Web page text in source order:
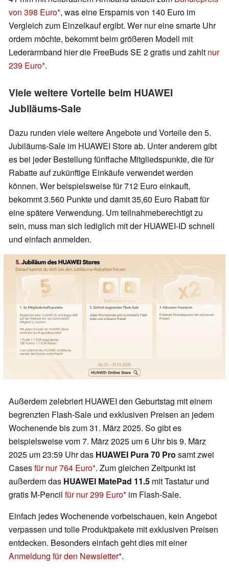
von 398 Euro , was eine Ersparnis von 140 Euro im
Vergleich zum Einzelkauf ergibt. Wer nur eine smarte Uhr
ordern möchte, bekommt beim größeren Modell mit
Lederarmband hier die FreeBuds SE 2 gratis und zahlt nur
239 Euro .
Viele weitere Vorteile beim HUAWEI
Jubiläums-Sale
Dazu runden viele weitere Angebote und Vorteile den 5.
Jubiläums-Sale im HUAWEI Store ab. Unter anderem gibt
es bei jeder Bestellung fünffache Mitgliedspunkte, die für
Rabatte auf zukünftige Einkäufe verwendet werden
können. Wer beispielsweise für 712 Euro einkauft,
bekommt 3.560 Punkte und damit 35,60 Euro Rabatt für
eine spätere Verwendung. Um teilnahmeberechtigt zu
sein, muss man sich lediglich mit der HUAWEI-ID schnell
und einfach anmelden.
Außerdem zelebriert HUAWEI den Geburtstag mit einem
begrenzten Flash-Sale und exklusiven Preisen an jedem
Wochenende bis zum 31. März 2025. So gibt es
beispielsweise vom 7. März 2025 um 6 Uhr bis 9. März
2025 um 23:59 Uhr das HUAWEI Pura 70 Pro samt zwei
Casesfür nur 764 Euro . Zum gleichen Zeitpunkt ist
außerdem das HUAWEI MatePad 11.5 mit Tastatur und
gratis M-Pencil für nur 299 Euro im Flash-Sale.
Einfach jedes Wochenende vorbeischauen, kein Angebot
verpassen und tolle Produktpakete mit exklusiven Preisen
entdecken. Besonders einfach geht dies mit einer
Anmeldung für den Newsletter .